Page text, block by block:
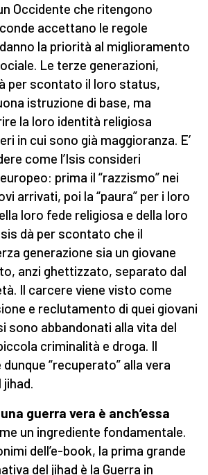
Occidente che ritengono
accettano le regole
la priorità al miglioramento
Le terze generazioni,
per scontato il loro status,
istruzione di base, ma
la loro identità religiosa
in cui sono già maggioranza. E’
come l’Isis consideri
prima il “razzismo” nei
arrivati, poi la “paura” per i loro
loro fede religiosa e della loro
dà per scontato che il
generazione sia un giovane
anzi ghettizzato, separato dal
Il carcere viene visto come
e reclutamento di quei giovani
sono abbandonati alla vita del
criminalità e droga. Il
“recuperato” alla vera
jihad.
guerra vera è anch’essa
un ingrediente fondamentale.
dell’e-book, la prima grande
del jihad è la Guerra in